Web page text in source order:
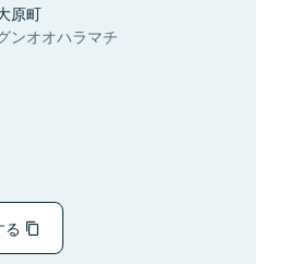
原町
ンオオハラマチ
る